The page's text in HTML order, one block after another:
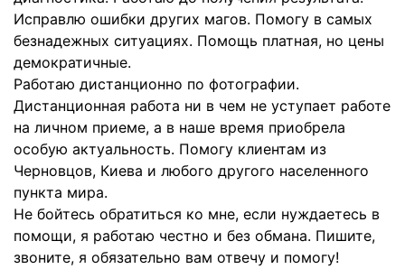
Исправлю ошибки других магов. Помогу в самых
безнадежных ситуациях. Помощь платная, но цены
демократичные.
Работаю дистанционно по фотографии.
Дистанционная работа ни в чем не уступает работе
на личном приеме, а в наше время приобрела
особую актуальность. Помогу клиентам из
Черновцов, Киева и любого другого населенного
пункта мира.
Не бойтесь обратиться ко мне, если нуждаетесь в
помощи, я работаю честно и без обмана. Пишите,
звоните, я обязательно вам отвечу и помогу!